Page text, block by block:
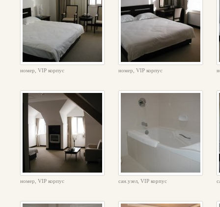
номер, VIP корпус номер, VIP корпус
номер, VIP корпус сан.узел, VIP корпус